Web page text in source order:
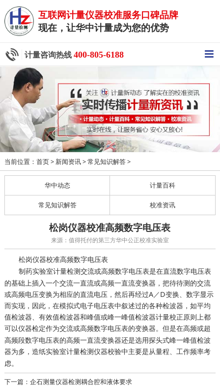
互联网计量仪器校准服务口碑品牌
现在，让华中计量成为您的优势
计量咨询热线 400-805-6188
当前位置： 首页> 新闻资讯> 常见知识解答>
华中动态 计量百科
常见知识解答 校准资讯
松岗仪器校准高频数字电压表
来源：值得托付的第三方华中公正校准实验室
松岗仪器校准高频数字电压表
制药实验室计量检测交流或高频数字电压表是在直流数字电压表
的基础上插入一个交流一直流或高频一直流变换器，把待待测的交流
或高频电压变换为相应的直流电压，然后再经过A／D变换、数字显示
而实现，因此，在模拟式电子电压表中叙述过的各种检波器，如平均
值检波器、有效值检波器和峰值或峰一峰值检波器计量校正原则上都
可以仪器检定作为交流或高频数字电压表的变换器。但是在高频或超
高频段数字电压表的高频一直流变换器还是选用探头式峰一峰值检波
器为多， 造纸实验室计量检测仪器校验中主要是从量程、工作频率考
虑。
下一篇：企石测量仪器检测耦合腔和液体要求